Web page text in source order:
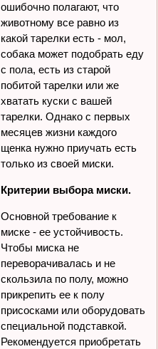
ошибочно полагают, что
животному все равно из
какой тарелки есть - мол,
собака может подобрать еду
с пола, есть из старой
побитой тарелки или же
хватать куски с вашей
тарелки. Однако с первых
месяцев жизни каждого
щенка нужно приучать есть
только из своей миски.
Критерии выбора миски.
Основной требование к
миске - ее устойчивость.
Чтобы миска не
переворачивалась и не
скользила по полу, можно
прикрепить ее к полу
присосками или оборудовать
специальной подставкой.
Рекомендуется приобретать